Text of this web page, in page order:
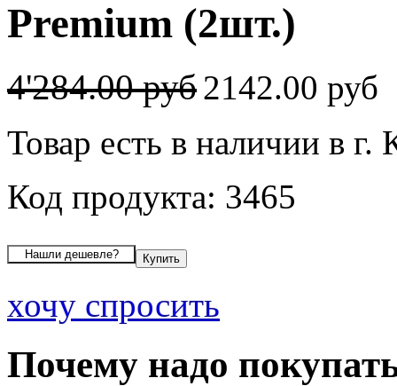
Premium (2шт.)
4'284.00 руб2142.00 руб
Товар есть в наличии в г.
Код продукта: 3465
хочу спросить
Почему надо